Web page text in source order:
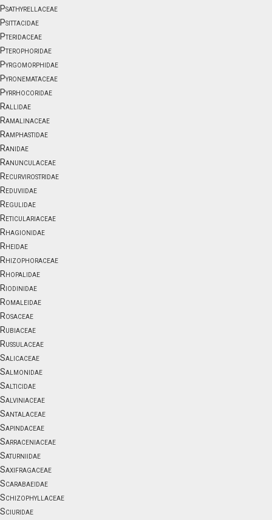
Psathyrellaceae
Psittacidae
Pteridaceae
Pterophoridae
Pyrgomorphidae
Pyronemataceae
Pyrrhocoridae
Rallidae
Ramalinaceae
Ramphastidae
Ranidae
Ranunculaceae
Recurvirostridae
Reduviidae
Regulidae
Reticulariaceae
Rhagionidae
Rheidae
Rhizophoraceae
Rhopalidae
Riodinidae
Romaleidae
Rosaceae
Rubiaceae
Russulaceae
Salicaceae
Salmonidae
Salticidae
Salviniaceae
Santalaceae
Sapindaceae
Sarraceniaceae
Saturniidae
Saxifragaceae
Scarabaeidae
Schizophyllaceae
Sciuridae